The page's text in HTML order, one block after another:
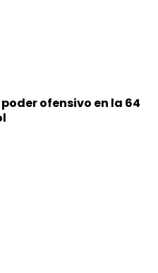
ofensivo en la 64